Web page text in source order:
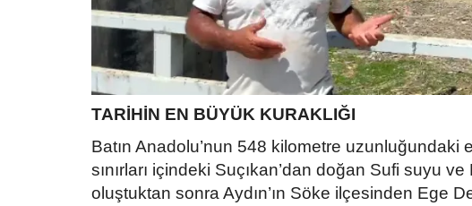
TARİHİN EN BÜYÜK KURAKLIĞI
Batın Anadolu’nun 548 kilometre uzunluğundaki
sınırları içindeki Suçıkan’dan doğan Sufi suyu
oluştuktan sonra Aydın’ın Söke ilçesinden Ege